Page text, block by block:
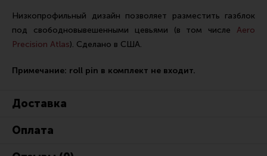
Стрелковые очки
Стрелковые наушники
Перчатки
Низкопрофильный дизайн позволяет разместить газблок
под свободновывешенными цевьями (в том числе Aero
Precision Atlas). Сделано в США.
Примечание: roll pin в комплект не входит.
Доставка
Оплата